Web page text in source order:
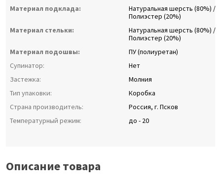
Материал подклада:
Натуральная шерсть (80%) /
Полиэстер (20%)
Материал стельки:
Натуральная шерсть (80%) /
Полиэстер (20%)
Материал подошвы:
ПУ (полиуретан)
Супинатор:
Нет
Застежка:
Молния
Тип упаковки:
Коробка
Страна производитель:
Россия, г. Псков
Температурный режим:
до - 20
Описание товара